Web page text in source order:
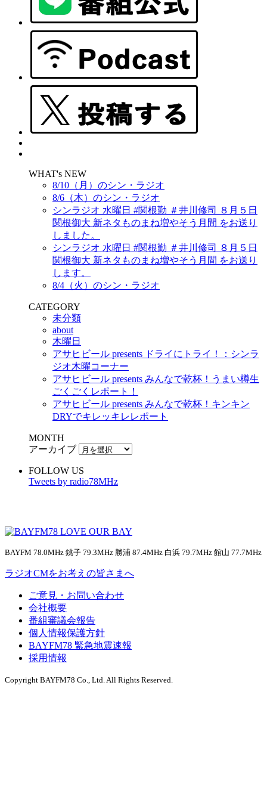
WHAT's NEW
8/10（月）のシン・ラジオ
8/6（木）のシン・ラジオ
シンラジオ 水曜日 #関根勤 ＃井川修司 ８月５日
関根御大 新ネタものまね増やそう月間 をお送り
しました。
シンラジオ 水曜日 #関根勤 ＃井川修司 ８月５日
関根御大 新ネタものまね増やそう月間 をお送り
します。
8/4（火）のシン・ラジオ
CATEGORY
未分類
about
木曜日
アサヒビール presents ドライにトライ！：シンラ
ジオ木曜コーナー
アサヒビール presents みんなで乾杯！うまい樽生
ごくごくレポート！
アサヒビール presents みんなで乾杯！キンキン
DRYでキレッキレレポート
MONTH
アーカイブ
FOLLOW US
Tweets by radio78MHz
BAYFM 78.0MHz 銚子 79.3MHz 勝浦 87.4MHz 白浜 79.7MHz 館山 77.7MHz
ラジオCMをお考えの皆さまへ
ご意見・お問い合わせ
会社概要
番組審議会報告
個人情報保護方針
BAYFM78 緊急地震速報
採用情報
Copyright BAYFM78 Co., Ltd. All Rights Reserved.